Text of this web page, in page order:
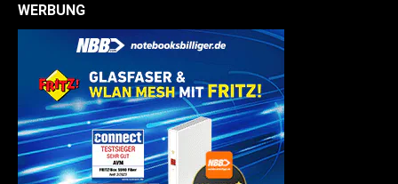
WERBUNG